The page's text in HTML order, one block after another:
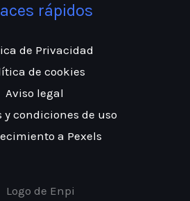
rápidos
de Privacidad
de cookies
Aviso legal
y condiciones de uso
a Pexels